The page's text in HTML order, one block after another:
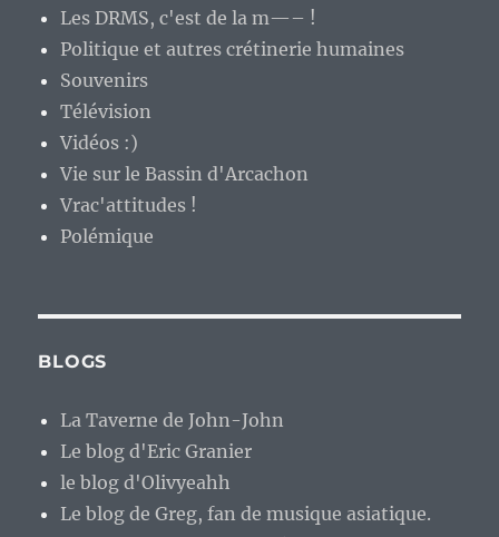
Les DRMS, c'est de la m—– !
Politique et autres crétinerie humaines
Souvenirs
Télévision
Vidéos :)
Vie sur le Bassin d'Arcachon
Vrac'attitudes !
Polémique
BLOGS
La Taverne de John-John
Le blog d'Eric Granier
le blog d'Olivyeahh
Le blog de Greg, fan de musique asiatique.